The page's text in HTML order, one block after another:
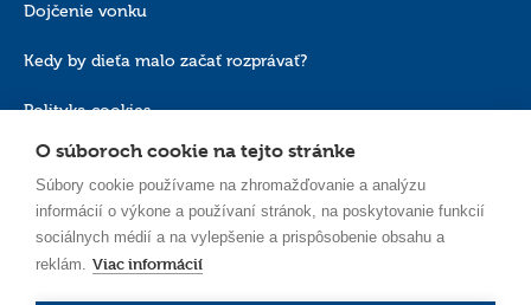
Dojčenie vonku
Kedy by dieťa malo začať rozprávať?
Polityka cookies
O súboroch cookie na tejto stránke
Súbory cookie používame na zhromažďovanie a analýzu
informácií o výkone a používaní stránok, na poskytovanie funkcií
sociálnych médií a na vylepšenie a prispôsobenie obsahu a
reklám. Viac informácií